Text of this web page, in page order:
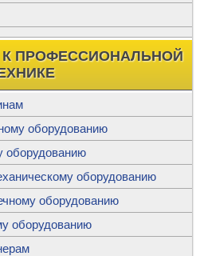
ПРОФЕССИОНАЛЬНОЙ
оборудованию
оборудованию
оборудованию
оборудованию
оборудованию